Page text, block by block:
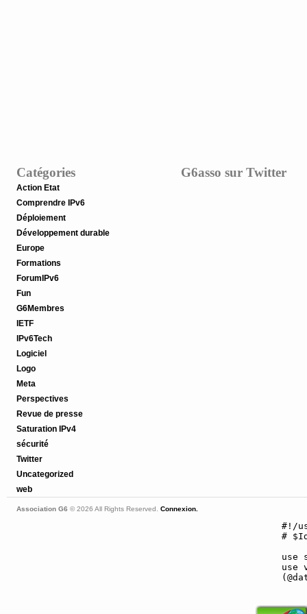
Catégories
Action Etat
Comprendre IPv6
Déploiement
Développement durable
Europe
Formations
ForumIPv6
Fun
G6Membres
IETF
IPv6Tech
Logiciel
Logo
Meta
Perspectives
Revue de presse
Saturation IPv4
sécurité
Twitter
Uncategorized
web
G6asso sur Twitter
Association G6 © 2026 All Rights Reserved. Connexion.